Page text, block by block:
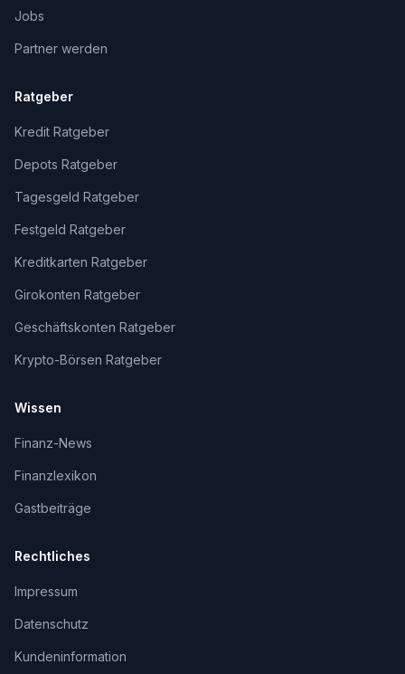
Jobs
Partner werden
Ratgeber
Kredit Ratgeber
Depots Ratgeber
Tagesgeld Ratgeber
Festgeld Ratgeber
Kreditkarten Ratgeber
Girokonten Ratgeber
Geschäftskonten Ratgeber
Krypto-Börsen Ratgeber
Wissen
Finanz-News
Finanzlexikon
Gastbeiträge
Rechtliches
Impressum
Datenschutz
Kundeninformation